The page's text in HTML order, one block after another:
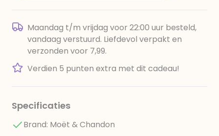
Maandag t/m vrijdag voor 22:00 uur besteld,
vandaag verstuurd. Liefdevol verpakt en
verzonden voor 7,99.
Verdien 5 punten extra met dit cadeau!
Specificaties
Brand: Moët & Chandon